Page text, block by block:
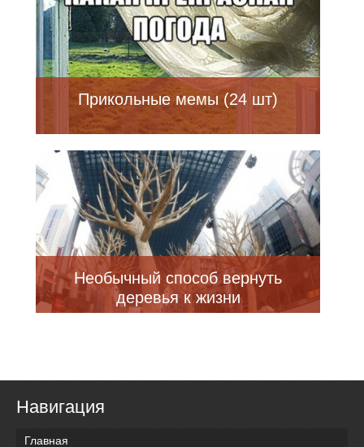
Прикольные мемы (24 шт)
Необычный способ вернуть
деревья к жизни
Навигация
Главная